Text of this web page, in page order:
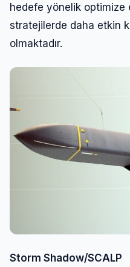
hedefe yönelik optimize
stratejilerde daha etkin
olmaktadır.
Storm Shadow/SCALP